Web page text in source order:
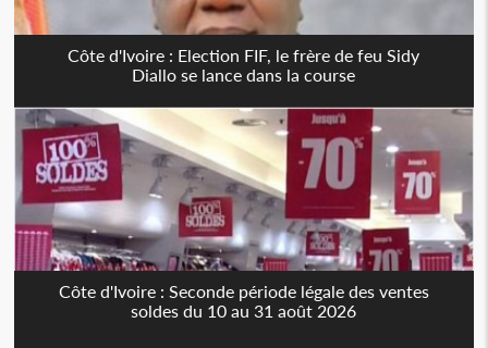
Côte d'Ivoire : Election FIF, le frère de feu Sidy
Diallo se lance dans la course
Côte d'Ivoire : Seconde période légale des ventes
soldes du 10 au 31 août 2026